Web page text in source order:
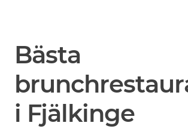
Bästa
i Fjälkinge